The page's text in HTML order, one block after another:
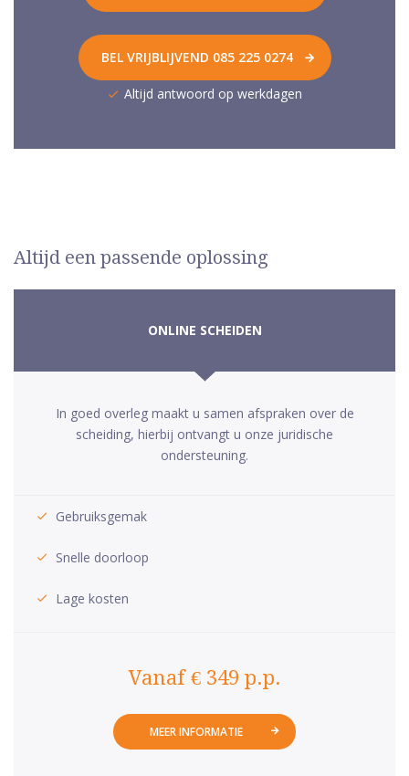
BEL VRIJBLIJVEND 085 225 0274
Altijd antwoord op werkdagen
Altijd een passende oplossing
ONLINE SCHEIDEN
In goed overleg maakt u samen afspraken over de
scheiding, hierbij ontvangt u onze juridische
ondersteuning.
Gebruiksgemak
Snelle doorloop
Lage kosten
Vanaf € 349 p.p.
MEER INFORMATIE